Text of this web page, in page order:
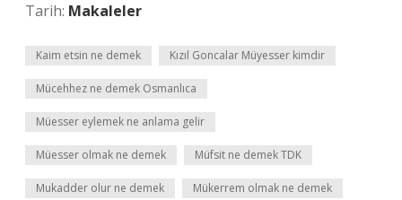
Tarih: Makaleler
Kaim etsin ne demek Kızıl Goncalar Müyesser kimdir
Mücehhez ne demek Osmanlıca
Müesser eylemek ne anlama gelir
Müesser olmak ne demek Müfsit ne demek TDK
Mukadder olur ne demek Mükerrem olmak ne demek